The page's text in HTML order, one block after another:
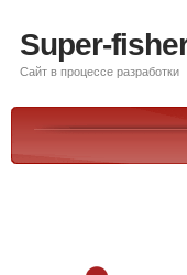
Super-
Сайт в процессе разработки